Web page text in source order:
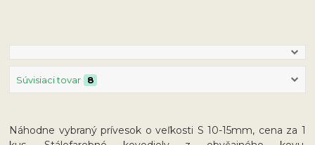
Súvisiaci tovar 8
Náhodne vybraný prívesok o veľkosti S 10-15mm, cena za 1